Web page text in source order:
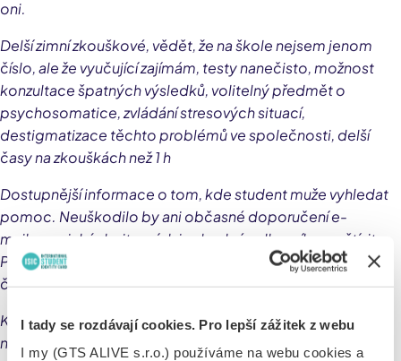
I tady se rozdávají cookies. Pro lepší zážitek z webu
I my (GTS ALIVE s.r.o.) používáme na webu cookies a
oni.
Delší zimní zkouškové, vědět, že na škole nejsem jenom
číslo, ale že vyučující zajímám, testy nanečisto, možnost
konzultace špatných výsledků, volitelný předmět o
psychosomatice, zvládání stresových situací,
destigmatizace těchto problémů ve společnosti, delší
časy na zkouškách než 1 h
Dostupnější informace o tom, kde student muže vyhledat
pomoc. Neuškodilo by ani občasné doporučení e-
mailem, v jakých situacích je vhodné odborníka navštívit.
Pravidelně bych asi obesílala minimálně studenty, které
čekají státní závěrečné zkoušky.
Každý učitel by nemusel říkat jak je jeho předmět
nejdůležitější, mohlo by být míň testů